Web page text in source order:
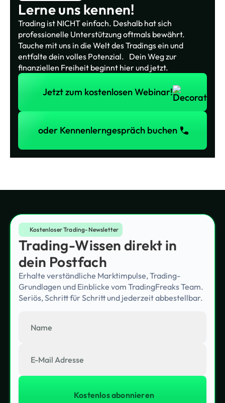
Lerne uns kennen!
Trading ist NICHT einfach. Deshalb hat sich
professionelle Unterstützung oftmals bewährt.
Tauche mit uns in die Welt des Tradings ein und
entfalte dein volles Potenzial. Dein Weg zur
finanziellen Freiheit beginnt hier und jetzt.
Jetzt zum kostenlosen Webinar!
Jetzt zum kostenlosen Webinar!
oder Kennenlerngespräch buchen
oder Kennenlerngespräch buchen
Kostenloser Trading-Newsletter
Trading-Wissen direkt in
dein Postfach
Erhalte verständliche Marktimpulse, Trading-
Grundlagen und Einblicke vom TradingFreaks Team.
Seriös, Schritt für Schritt und jederzeit abbestellbar.